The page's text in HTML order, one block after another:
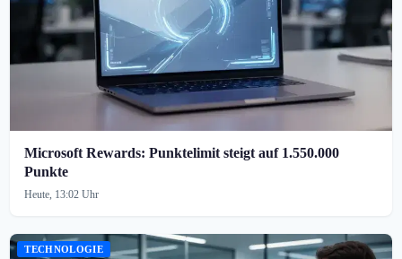
Microsoft Rewards: Punktelimit steigt auf 1.550.000
Punkte
Heute, 13:02 Uhr
TECHNOLOGIE